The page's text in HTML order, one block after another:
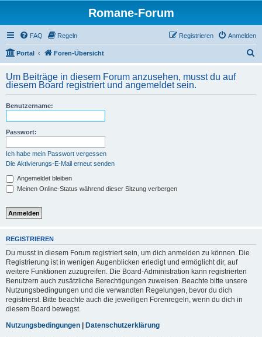
Romane-Forum
FAQ Regeln Anmelden
Registrieren
Portal Foren-Übersicht
h
Um Beiträge in diesem Forum anzusehen, musst du auf
diesem Board registriert und angemeldet sein.
Benutzername:
Passwort:
Ich habe mein Passwort vergessen
Die Aktivierungs-E-Mail erneut senden
Angemeldet bleiben
Meinen Online-Status während dieser Sitzung verbergen
REGISTRIEREN
Du musst in diesem Forum registriert sein, um dich anmelden zu können. Die
Registrierung ist in wenigen Augenblicken erledigt und ermöglicht dir, auf
weitere Funktionen zuzugreifen. Die Board-Administration kann registrierten
Benutzern auch zusätzliche Berechtigungen zuweisen. Beachte bitte unsere
Nutzungsbedingungen und die verwandten Regelungen, bevor du dich
registrierst. Bitte beachte auch die jeweiligen Forenregeln, wenn du dich in
diesem Board bewegst.
Nutzungsbedingungen | Datenschutzerklärung